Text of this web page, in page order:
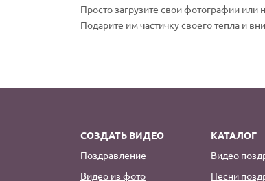
Просто загрузите свои фотографии
Подарите им частичку своего тепла и
СОЗДАТЬ ВИДЕО
Поздравление
Видео из фото
КАТАЛОГ
Видео
Песни